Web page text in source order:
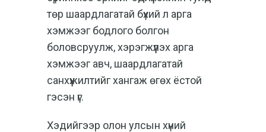
төр шаардлагатай бүхий л арга
хэмжээг бодлого болгон
боловсруулж, хэрэгжүүлэх арга
хэмжээг авч, шаардлагатай
санхүүжилтийг хангаж өгөх ёстой
гэсэн үг.
Хэдийгээр олон улсын хүний